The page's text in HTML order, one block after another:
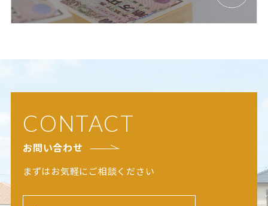
CONTACT
お問い合わせ
まずはお気軽にご相談ください